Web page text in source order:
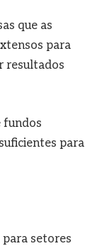
que as
para
resultados
fundos
para
setores